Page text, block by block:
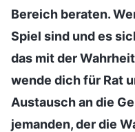
Bereich beraten.
Spiel sind und es
das mit der
wende dich für Rat
Austausch an die
jemanden, der die